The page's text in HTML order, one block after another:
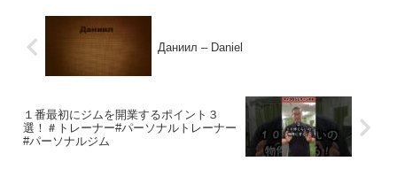
Даниил – Daniel
１番最初にジムを開業するポイント３
選！＃トレーナー#パーソナルトレーナー
#パーソナルジム